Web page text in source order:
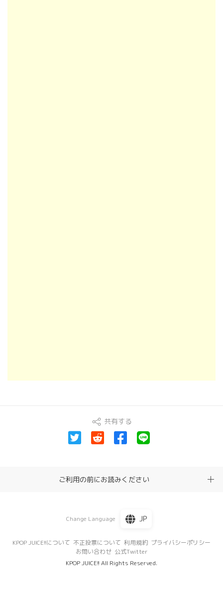
共有する
ご利用の前にお読みください
Change Language JP
KPOP JUICE!!について 不正投票について 利用規約 プライバシーポリシー
お問い合わせ 公式Twitter
KPOP JUICE!! All Rights Reserved.